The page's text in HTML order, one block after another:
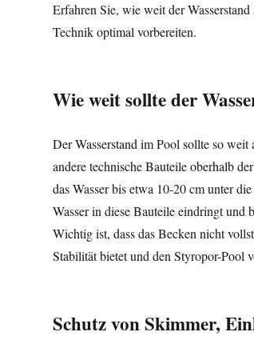
Erfahren Sie, wie weit der
Technik optimal vorbereiten.
Wie weit sollte der
Der Wasserstand im Pool sollte so
andere technische Bauteile oberhalb
das Wasser bis etwa 10-20 cm unter
Wasser in diese Bauteile eindringt und
Wichtig ist, dass das Becken nicht
Stabilität bietet und den Styropor-Pool
Schutz von Skimmer,